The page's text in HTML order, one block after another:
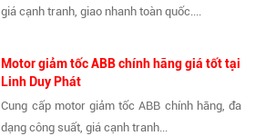
giá cạnh tranh, giao nhanh toàn quốc....
Motor giảm tốc ABB chính hãng giá tốt tại
Linh Duy Phát
Cung cấp motor giảm tốc ABB chính hãng, đa
dạng công suất, giá cạnh tranh...